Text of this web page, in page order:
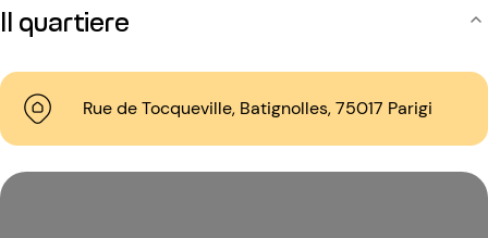
Il quartiere
Rue de Tocqueville, Batignolles, 75017 Parigi